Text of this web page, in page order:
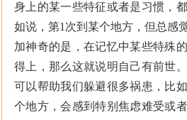
身上的某一些特征或者是习惯，
如说，第1次到某个地方，但总感
加神奇的是，在记忆中某些特殊
得上，那么这就说明自己有前世
可以帮助我们躲避很多祸患，比
个地方，会感到特别焦虑难受或